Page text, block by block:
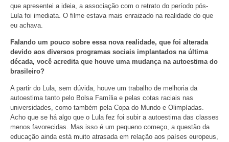
que apresentei a ideia, a associação com o retrato do período pós-
Lula foi imediata. O filme estava mais enraizado na realidade do que
eu achava.
Falando um pouco sobre essa nova realidade, que foi alterada
devido aos diversos programas sociais implantados na última
década, você acredita que houve uma mudança na autoestima do
brasileiro?
A partir do Lula, sem dúvida, houve um trabalho de melhoria da
autoestima tanto pelo Bolsa Família e pelas cotas raciais nas
universidades, como também pela Copa do Mundo e Olimpíadas.
Acho que se há algo que o Lula fez foi subir a autoestima das classes
menos favorecidas. Mas isso é um pequeno começo, a questão da
educação ainda está muito atrasada em relação aos países europeus,